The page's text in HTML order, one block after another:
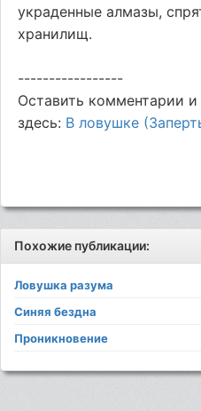
украденные алмазы,
хранилищ.
-----------------
Оставить комментарии
здесь: В ловушке
Похожие публикации:
Ловушка разума
Синяя бездна
Проникновение